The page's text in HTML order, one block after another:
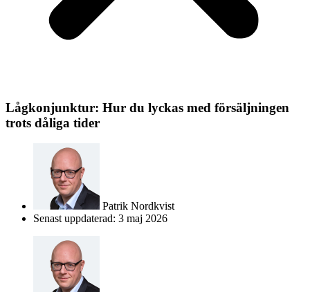
Lågkonjunktur: Hur du lyckas med försäljningen
trots dåliga tider
Patrik Nordkvist
Senast uppdaterad: 3 maj 2026